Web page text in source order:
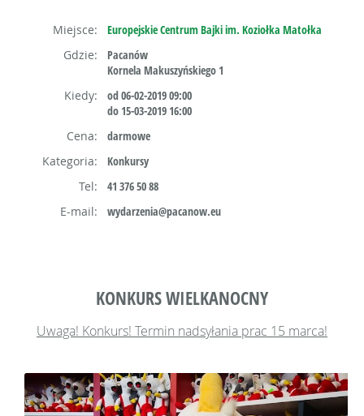
Miejsce:
Europejskie Centrum Bajki im. Koziołka Matołka
Gdzie:
Pacanów
Kornela Makuszyńskiego 1
Kiedy:
od 06-02-2019 09:00
do 15-03-2019 16:00
Cena:
darmowe
Kategoria:
Konkursy
Tel:
41 376 50 88
E-mail:
wydarzenia@pacanow.eu
KONKURS WIELKANOCNY
Uwaga! Konkurs! Termin nadsyłania prac 15 marca!